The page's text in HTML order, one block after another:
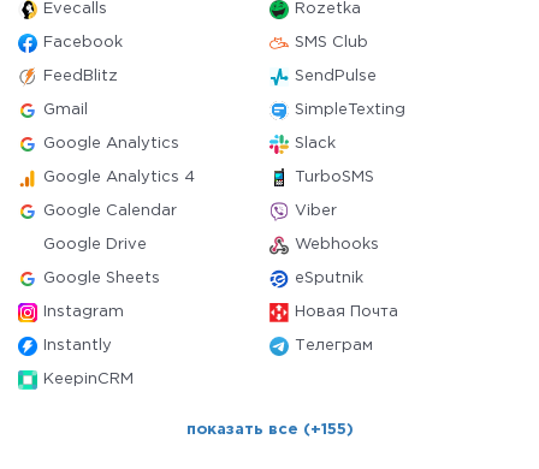
Evecalls Rozetka
Facebook SMS Club
FeedBlitz SendPulse
Gmail SimpleTexting
Google Analytics Slack
Google Analytics 4 TurboSMS
Google Calendar Viber
Google Drive Webhooks
Google Sheets eSputnik
Instagram Новая Почта
Instantly Телеграм
KeepinCRM
показать все (+155)